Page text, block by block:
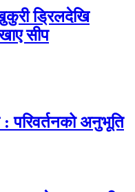
खुकुरी ड्रिलदेखि
सीप
परिवर्तनको अनुभूति